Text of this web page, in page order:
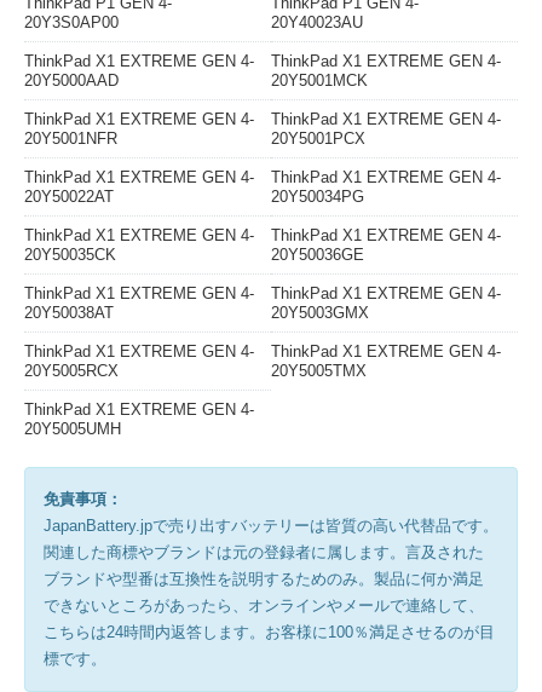
20Y3S0AP00
20Y40023AU
ThinkPad X1 EXTREME GEN 4-
20Y5000AAD
ThinkPad X1 EXTREME GEN 4-
20Y5001MCK
ThinkPad X1 EXTREME GEN 4-
20Y5001NFR
ThinkPad X1 EXTREME GEN 4-
20Y5001PCX
ThinkPad X1 EXTREME GEN 4-
20Y50022AT
ThinkPad X1 EXTREME GEN 4-
20Y50034PG
ThinkPad X1 EXTREME GEN 4-
20Y50035CK
ThinkPad X1 EXTREME GEN 4-
20Y50036GE
ThinkPad X1 EXTREME GEN 4-
20Y50038AT
ThinkPad X1 EXTREME GEN 4-
20Y5003GMX
ThinkPad X1 EXTREME GEN 4-
20Y5005RCX
ThinkPad X1 EXTREME GEN 4-
20Y5005TMX
ThinkPad X1 EXTREME GEN 4-
20Y5005UMH
免責事項：
JapanBattery.jpで売り出すバッテリーは皆質の高い代替品です。
関連した商標やブランドは元の登録者に属します。言及された
ブランドや型番は互換性を説明するためのみ。製品に何か満足
できないところがあったら、オンラインやメールで連絡して、
こちらは24時間内返答します。お客様に100％満足させるのが目
標です。